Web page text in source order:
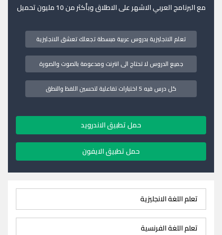
مع البرنامج العربي الاشهر على الاطلاق وبأكثر من 10 مليون تحميل
تعلم الانجليزية بدروس عربية مبسطة تجعلك تعشق الانجليزية
جميع الدروس لا تحتاج الى انترنت ومدعومة بالصوت والصورة
كل درس فيه 5 اختبارات تفاعلية لتحسين اللفظ والنطق
حمل تطبيق الاندرويد
حمل تطبيق الايفون
تعلم اللغة الانجليزية
تعلم اللغة الفرنسية